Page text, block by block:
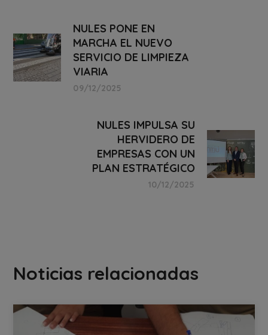
NULES PONE EN
MARCHA EL NUEVO
SERVICIO DE LIMPIEZA
VIARIA
09/12/2025
NULES IMPULSA SU
HERVIDERO DE
EMPRESAS CON UN
PLAN ESTRATÉGICO
10/12/2025
Noticias relacionadas